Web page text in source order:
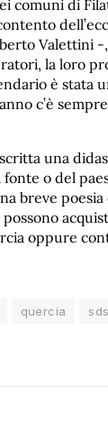
comuni di
Valettini -
la loro
è stata
c’è
una
o del
breve poesia
possono
oppure
quercia